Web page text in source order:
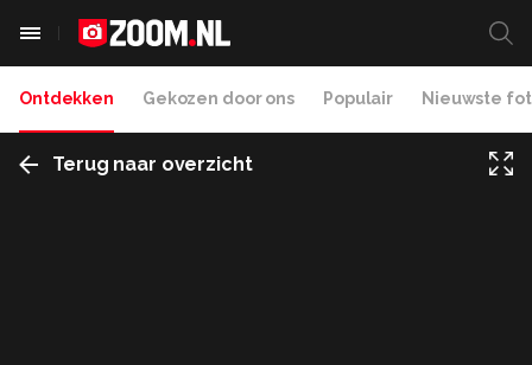
Ontdekken Gekozen door ons Populair Nieuwste
Terug naar overzicht